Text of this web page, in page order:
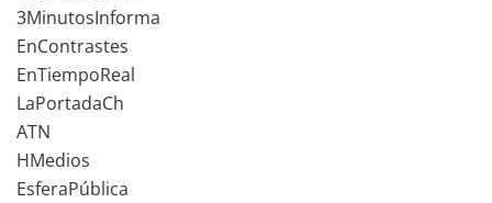
3MinutosInforma
EnContrastes
EnTiempoReal
LaPortadaCh
ATN
HMedios
EsferaPública